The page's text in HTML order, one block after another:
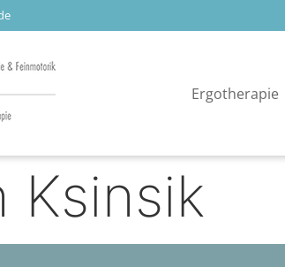
Ergotherapie
Ksinsik